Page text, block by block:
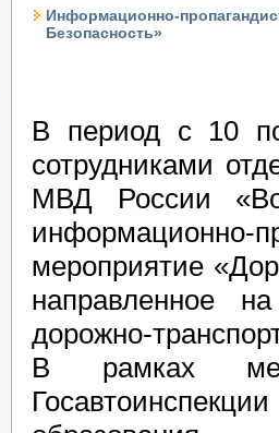
Информационно-
Безопасность»
В период с 10
сотрудниками
МВД России
информационно-
мероприятие
направленное
дорожно-
В рамках